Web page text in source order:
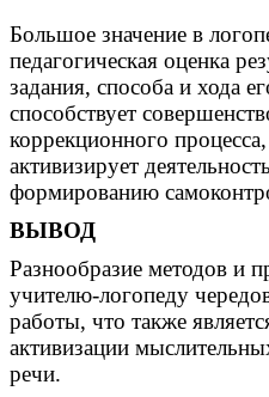
Большое значение в
педагогическая оценка
задания, способа и хода
способствует
коррекционного
активизирует
формированию
ВЫВОД
Разнообразие методов и
учителю-логопеду
работы, что также
активизации
речи.